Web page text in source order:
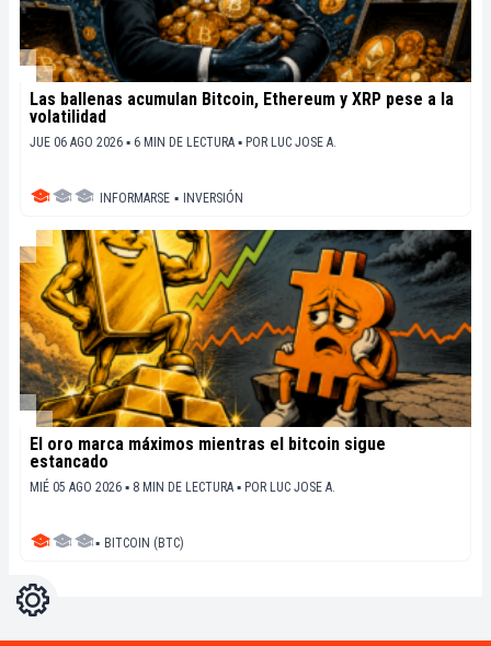
Las ballenas acumulan Bitcoin, Ethereum y XRP pese a la
volatilidad
JUE 06 AGO 2026 ▪ 6 MIN DE LECTURA ▪ POR LUC JOSE A.
INFORMARSE ▪ INVERSIÓN
El oro marca máximos mientras el bitcoin sigue
estancado
MIÉ 05 AGO 2026 ▪ 8 MIN DE LECTURA ▪ POR LUC JOSE A.
▪ BITCOIN (BTC)
Ajustes